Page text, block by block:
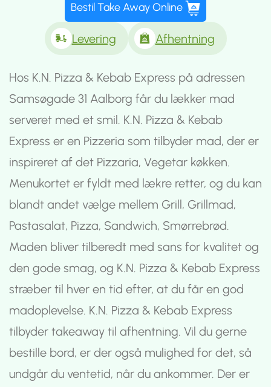
Bestil Take Away Online
Levering Afhentning
Hos K.N. Pizza & Kebab Express på adressen
Samsøgade 31 Aalborg får du lækker mad
serveret med et smil. K.N. Pizza & Kebab
Express er en Pizzeria som tilbyder mad, der er
inspireret af det Pizzaria, Vegetar køkken.
Menukortet er fyldt med lækre retter, og du kan
blandt andet vælge mellem Grill, Grillmad,
Pastasalat, Pizza, Sandwich, Smørrebrød.
Maden bliver tilberedt med sans for kvalitet og
den gode smag, og K.N. Pizza & Kebab Express
stræber til hver en tid efter, at du får en god
madoplevelse. K.N. Pizza & Kebab Express
tilbyder takeaway til afhentning. Vil du gerne
bestille bord, er der også mulighed for det, så
undgår du ventetid, når du ankommer. Der er